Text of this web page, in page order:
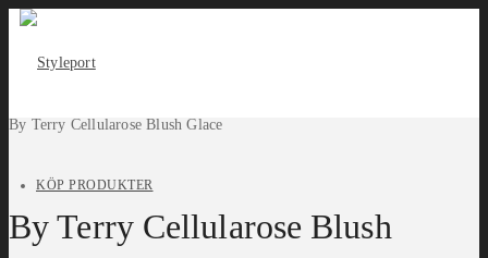
KÖP PRODUKTER
By Terry Cellularose Blush Glace
By Terry Cellularose Blush